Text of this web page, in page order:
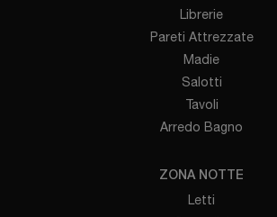
Librerie
Pareti Attrezzate
Madie
Salotti
Tavoli
Arredo Bagno
ZONA NOTTE
Letti